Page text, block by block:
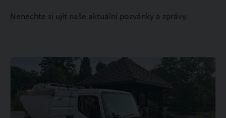
Nenechte si ujít naše aktuální pozvánky a zprávy.